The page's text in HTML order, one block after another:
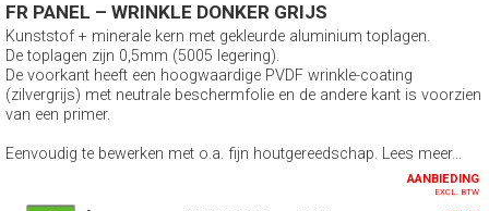
FR PANEL – WRINKLE DONKER GRIJS
Kunststof + minerale kern met gekleurde aluminium toplagen.
De toplagen zijn 0,5mm (5005 legering).
De voorkant heeft een hoogwaardige PVDF wrinkle-coating
(zilvergrijs) met neutrale beschermfolie en de andere kant is voorzien
van een primer.
Eenvoudig te bewerken met o.a. fijn houtgereedschap. Lees meer...
AANBIEDING
EXCL. BTW